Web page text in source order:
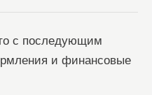
с последующим
и финансовые